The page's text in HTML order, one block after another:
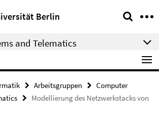
Berlin
and Telematics
Arbeitsgruppen
Computer
Modellierung des Netzwerkstacks von